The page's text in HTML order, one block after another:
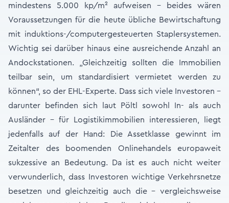
mindestens 5.000 kp/m² aufweisen – beides wären
Voraussetzungen für die heute übliche Bewirtschaftung
mit induktions-/computergesteuerten Staplersystemen.
Wichtig sei darüber hinaus eine ausreichende Anzahl an
Andockstationen. „Gleichzeitig sollten die Immobilien
teilbar sein, um standardisiert vermietet werden zu
können“, so der EHL-Experte. Dass sich viele Investoren –
darunter befinden sich laut Pöltl sowohl In- als auch
Ausländer – für Logistikimmobilien interessieren, liegt
jedenfalls auf der Hand: Die Assetklasse gewinnt im
Zeitalter des boomenden Onlinehandels europaweit
sukzessive an Bedeutung. Da ist es auch nicht weiter
verwunderlich, dass Investoren wichtige Verkehrsnetze
besetzen und gleichzeitig auch die – vergleichsweise